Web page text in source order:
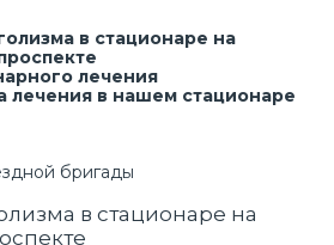
в стационаре на
лечения
лечения в нашем стационаре
бригады